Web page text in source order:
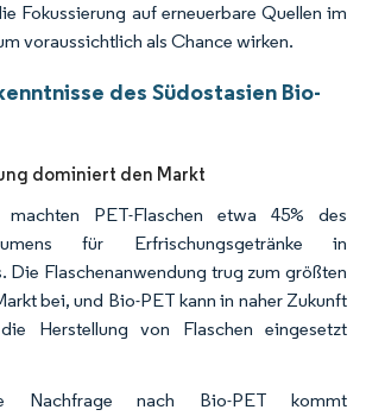
Fokussierung auf erneuerbare Quellen im
voraussichtlich als Chance wirken.
des Südostasien Bio-
dominiert den Markt
PET-Flaschen etwa 45% des
für Erfrischungsgetränke in
Die Flaschenanwendung trug zum größten
bei, und Bio-PET kann in naher Zukunft
Herstellung von Flaschen eingesetzt
Nachfrage nach Bio-PET kommt